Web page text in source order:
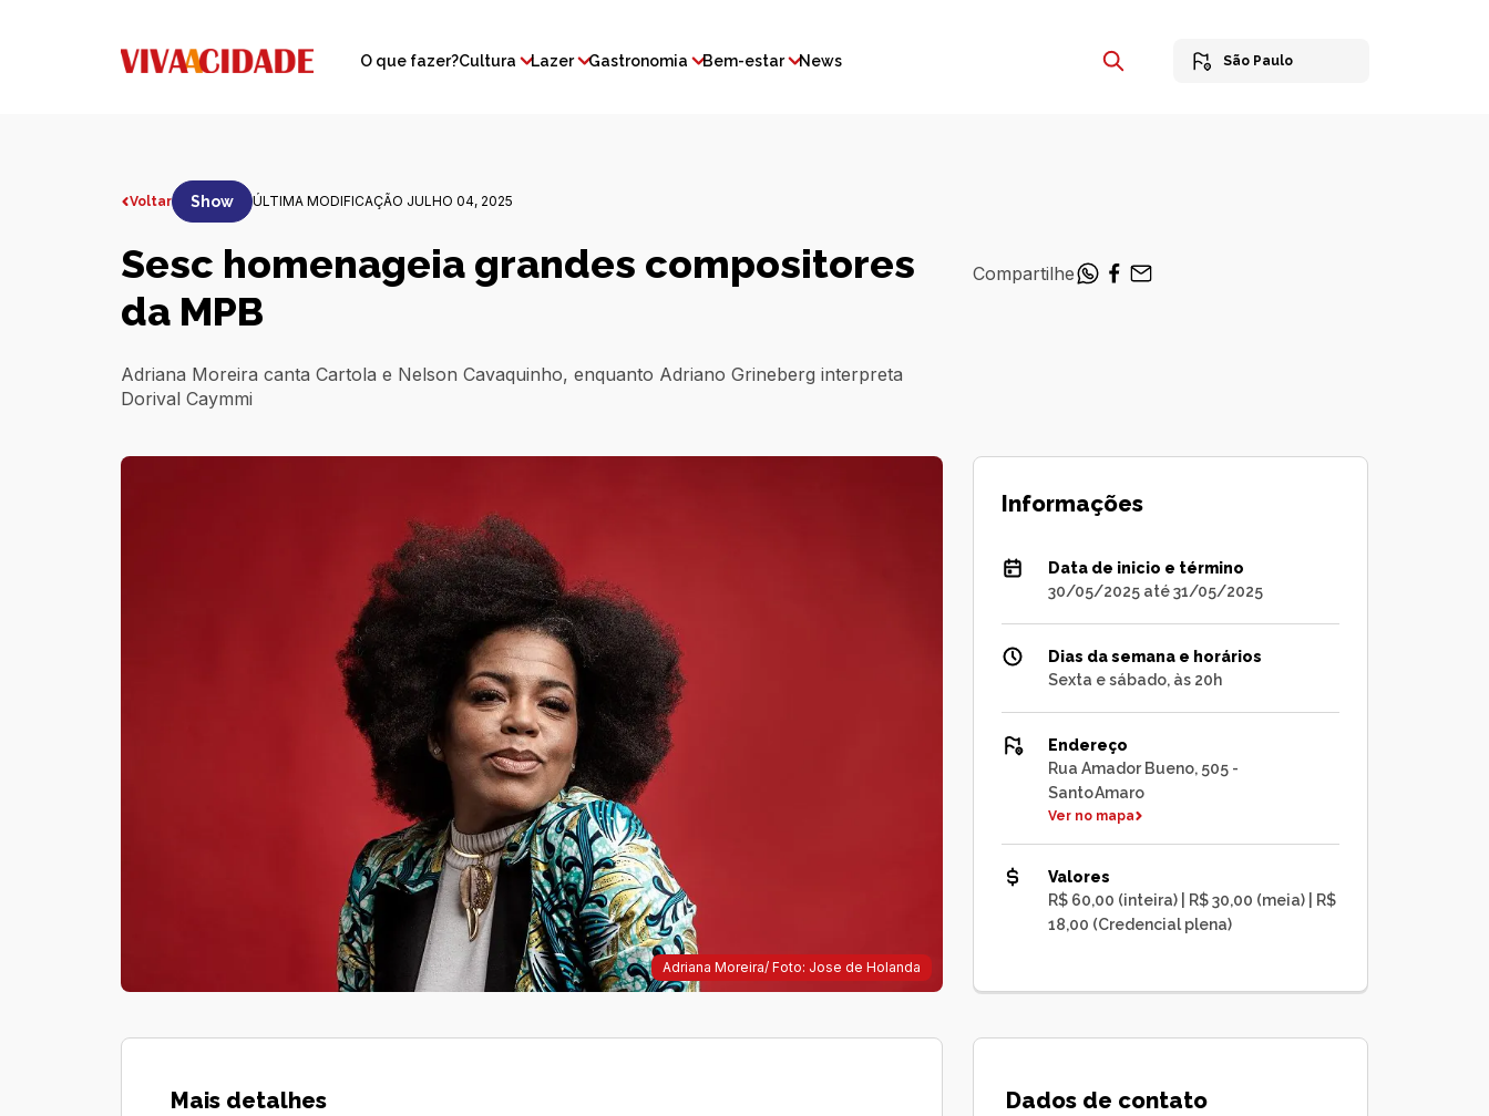
O que fazer?Cultura Lazer Gastronomia Bem-estar News São Paulo
Voltar Show ÚLTIMA MODIFICAÇÃO JULHO 04, 2025
Sesc homenageia grandes compositores
da MPB
Adriana Moreira canta Cartola e Nelson Cavaquinho, enquanto Adriano Grineberg interpreta
Dorival Caymmi
Compartilhe
Adriana Moreira/ Foto: Jose de Holanda
Informações
Data de inicio e término
30/05/2025 até 31/05/2025
Dias da semana e horários
Sexta e sábado, às 20h
Endereço
Rua Amador Bueno, 505 -
Santo Amaro
Ver no mapa
Valores
R$ 60,00 (inteira) | R$ 30,00 (meia) | R$
18,00 (Credencial plena)
Mais detalhes Dados de contato